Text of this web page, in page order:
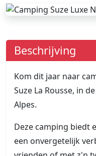
Beschrijving
Kom dit jaar naar
Suze La Rousse, in
Alpes.
Deze camping biedt
een onvergetelijk